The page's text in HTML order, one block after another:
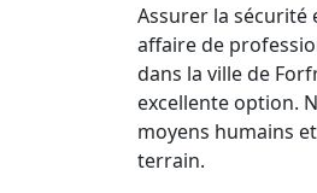
Assurer la sécurité
affaire de
dans la ville de
excellente option.
moyens humains
terrain.